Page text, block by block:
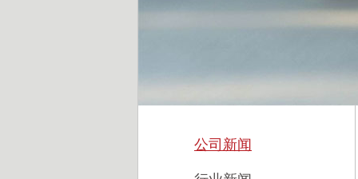
公司新闻